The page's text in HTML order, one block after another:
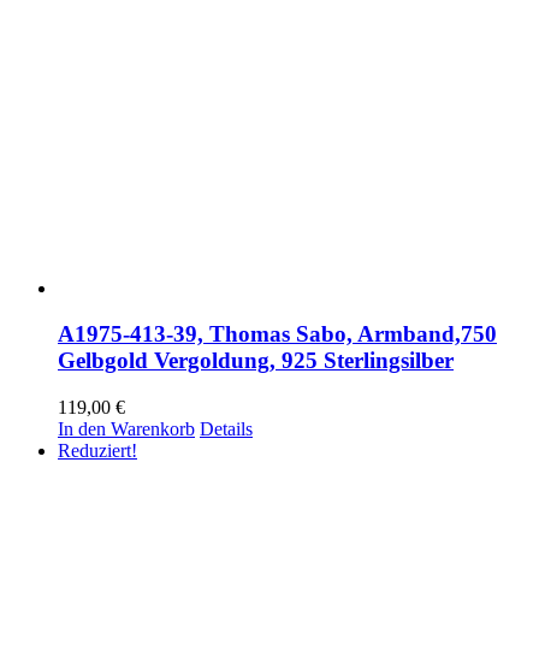
A1975-413-39, Thomas Sabo, Armband,750
Gelbgold Vergoldung, 925 Sterlingsilber
119,00 €
In den Warenkorb Details
Reduziert!